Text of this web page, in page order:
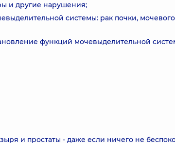
и другие нарушения;
системы: рак почки, мочевого
функций мочевыделительной
и простаты - даже если ничего не